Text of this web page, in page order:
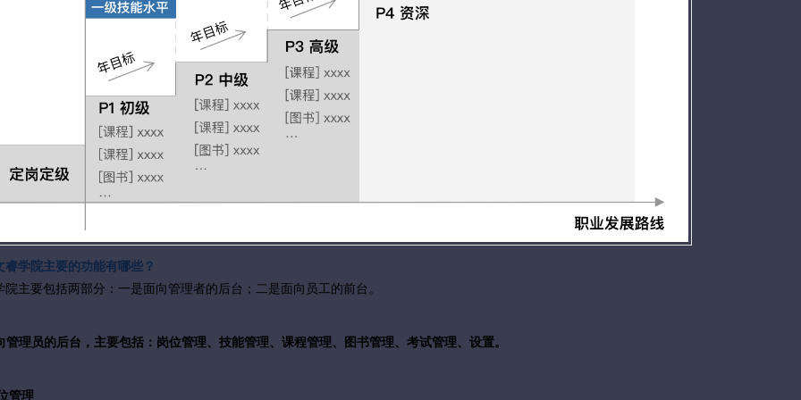
睿学院主要的功能有哪些？
院主要包括两部分： 一是面向管理者的后台； 二是面向员工的前台 。
管理员的后台，主要包括：岗位管理、技能管理、课程管理、图书管理、考试管理、设置。
管理